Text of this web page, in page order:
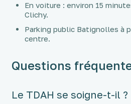
En voiture : environ 15
Clichy.
Parking public Batignolles à
centre.
Questions
Le TDAH se soigne-t-il ?